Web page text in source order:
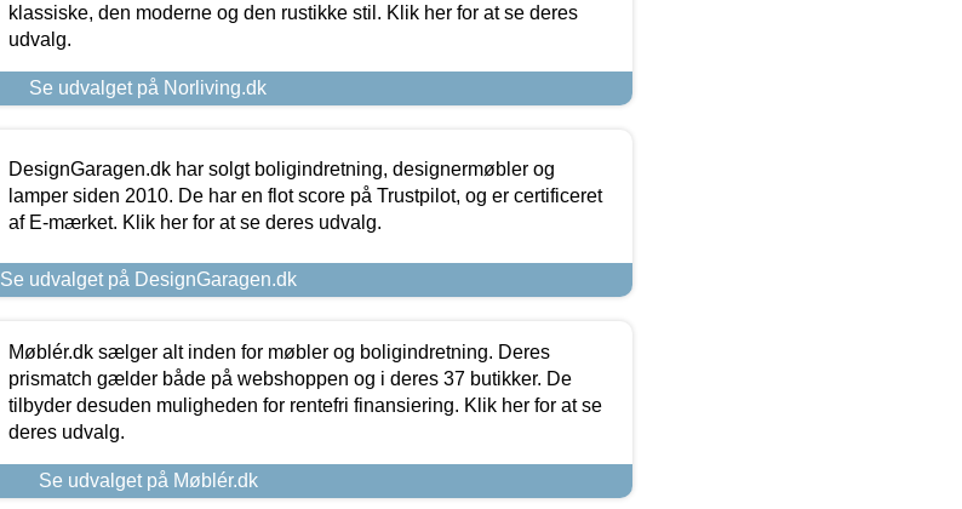
klassiske, den moderne og den rustikke stil. Klik her for at se deres
udvalg.
Se udvalget på Norliving.dk
DesignGaragen.dk har solgt boligindretning, designermøbler og
lamper siden 2010. De har en flot score på Trustpilot, og er certificeret
af E-mærket. Klik her for at se deres udvalg.
Se udvalget på DesignGaragen.dk
Møblér.dk sælger alt inden for møbler og boligindretning. Deres
prismatch gælder både på webshoppen og i deres 37 butikker. De
tilbyder desuden muligheden for rentefri finansiering. Klik her for at se
deres udvalg.
Se udvalget på Møblér.dk